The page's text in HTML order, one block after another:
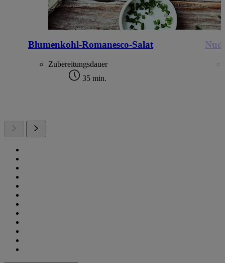
Blumenkohl-Romanesco-Salat
Zubereitungsdauer
35 min.